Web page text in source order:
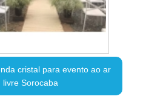
cristal para evento ao ar
livre Sorocaba